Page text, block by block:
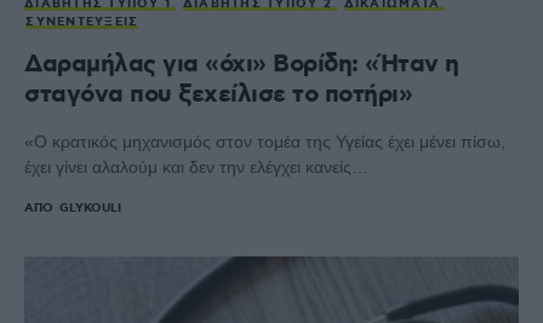
ΔΙΑΒΉΤΗΣ ΤΎΠΟΥ 1 ΔΙΑΒΉΤΗΣ ΤΎΠΟΥ 2
ΔΙΚΑΙΏΜΑΤΑ
ΣΥΝΕΝΤΕΎΞΕΙΣ
Δαραμήλας για «όχι» Βορίδη: «Ήταν η
σταγόνα που ξεχείλισε το ποτήρι»
«Ο κρατικός μηχανισμός στον τομέα της Υγείας έχει μένει πίσω,
έχει γίνει αλαλούμ και δεν την ελέγχει κανείς…
ΑΠΌ GLYKOULI